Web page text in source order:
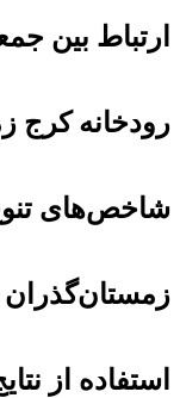
ارتباط بین
شاخص‌های
زمستان‌گذران
استفاده از